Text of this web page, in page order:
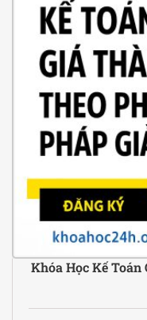
Khóa Học Kế